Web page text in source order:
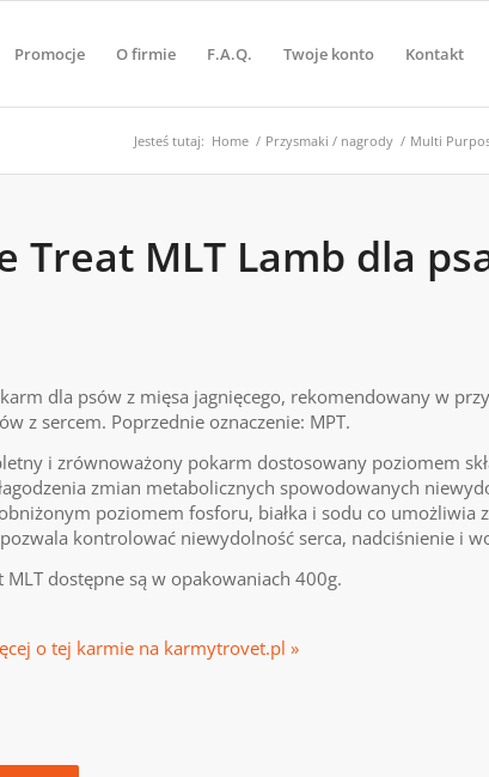
Promocje O firmie F.A.Q. Twoje konto Kontakt
Jesteś tutaj: Home / Przysmaki / nagrody / Multi
Treat MLT Lamb dla
dla psów z mięsa jagnięcego, rekomendowany w
z sercem. Poprzednie oznaczenie: MPT.
i zrównoważony pokarm dostosowany poziomem
zmian metabolicznych spowodowanych
poziomem fosforu, białka i sodu co umożliwia
kontrolować niewydolność serca, nadciśnienie i
dostępne są w opakowaniach 400g.
o tej karmie na karmytrovet.pl »